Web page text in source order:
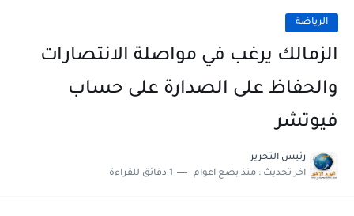
الرياضة
الزمالك يرغب في مواصلة الانتصارات
والحفاظ على الصدارة على حساب
فيوتشر
رئيس التحرير
اخر تحديث : منذ بضع اعوام 1 دقائق للقراءة